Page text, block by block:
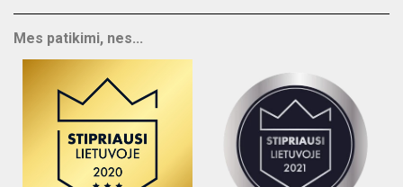
Mes patikimi, nes...